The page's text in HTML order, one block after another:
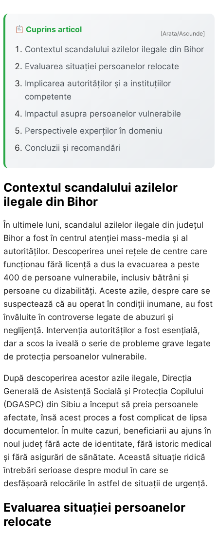
Cuprins articol [Arata/Ascunde]
Contextul scandalului azilelor ilegale din Bihor
Evaluarea situației persoanelor relocate
Implicarea autorităților și a instituțiilor
competente
Impactul asupra persoanelor vulnerabile
Perspectivele experților în domeniu
Concluzii și recomandări
Contextul scandalului azilelor
ilegale din Bihor
În ultimele luni, scandalul azilelor ilegale din județul
Bihor a fost în centrul atenției mass-media și al
autorităților. Descoperirea unei rețele de centre care
funcționau fără licență a dus la evacuarea a peste
400 de persoane vulnerabile, inclusiv bătrâni și
persoane cu dizabilități. Aceste azile, despre care se
suspectează că au operat în condiții inumane, au fost
învăluite în controverse legate de abuzuri și
neglijență. Intervenția autorităților a fost esențială,
dar a scos la iveală o serie de probleme grave legate
de protecția persoanelor vulnerabile.
După descoperirea acestor azile ilegale, Direcția
Generală de Asistență Socială și Protecția Copilului
(DGASPC) din Sibiu a început să preia persoanele
afectate, însă acest proces a fost complicat de lipsa
documentelor. În multe cazuri, beneficiarii au ajuns în
noul județ fără acte de identitate, fără istoric medical
și fără asigurări de sănătate. Această situație ridică
întrebări serioase despre modul în care se
desfășoară relocările în astfel de situații de urgență.
Evaluarea situației persoanelor
relocate